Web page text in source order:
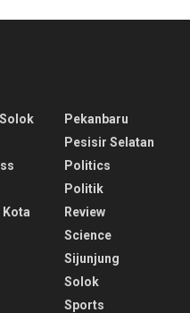
Kota
Pekanbaru
Pesisir Selatan
Politics
Politik
Review
Science
Sijunjung
Solok
Sports